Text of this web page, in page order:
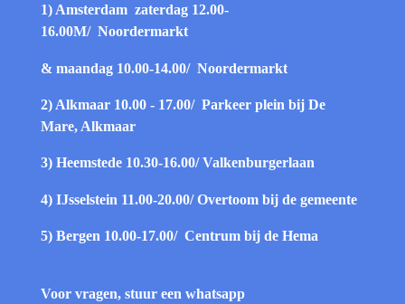
1) Amsterdam zaterdag 12.00-
16.00M/ Noordermarkt
& maandag 10.00-14.00/ Noordermarkt
2) Alkmaar 10.00 - 17.00/ Parkeer plein bij De
Mare, Alkmaar
3) Heemstede 10.30-16.00/ Valkenburgerlaan
4) IJsselstein 11.00-20.00/ Overtoom bij de gemeente
5) Bergen 10.00-17.00/ Centrum bij de Hema
Voor vragen, stuur een whatsapp